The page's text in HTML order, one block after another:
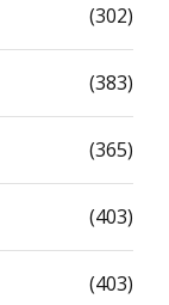
(302)
(383)
(365)
(403)
(403)